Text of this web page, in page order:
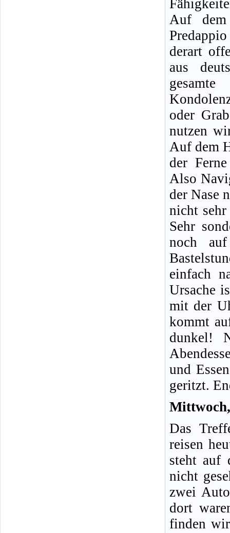
Auf
derart
aus
oder
nutzen
Auf dem
der
Also
der Nase
nicht
Sehr
noch
einfach
Ursache
mit der
kommt
dunkel!
und
geritzt.
Das
reisen
steht auf
nicht
zwei
dort
finden